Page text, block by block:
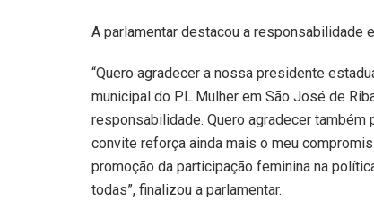
A parlamentar destacou a responsabilidade
“Quero agradecer a nossa presidente
municipal do PL Mulher em São José de
responsabilidade. Quero agradecer
convite reforça ainda mais o meu
promoção da participação feminina na
todas”, finalizou a parlamentar.